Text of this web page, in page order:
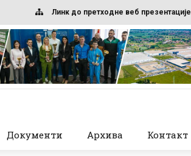
Линк до претходне веб презентације
Документи Архива Контакт